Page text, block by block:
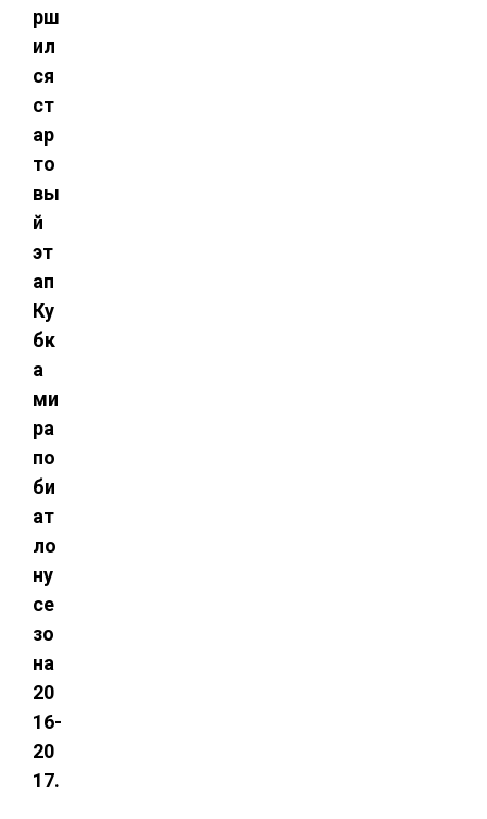
рш
ил
ся
ст
ар
то
вы
й
эт
ап
Ку
бк
а
ми
ра
по
би
ат
ло
ну
се
зо
на
20
16-
20
17.